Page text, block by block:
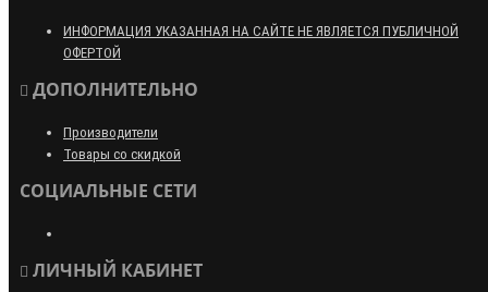
ИНФОРМАЦИЯ УКАЗАННАЯ НА САЙТЕ НЕ ЯВЛЯЕТСЯ ПУБЛИЧНОЙ
ОФЕРТОЙ
ДОПОЛНИТЕЛЬНО
Производители
Товары со скидкой
СОЦИАЛЬНЫЕ СЕТИ
ЛИЧНЫЙ КАБИНЕТ